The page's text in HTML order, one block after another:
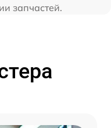
запчастей.